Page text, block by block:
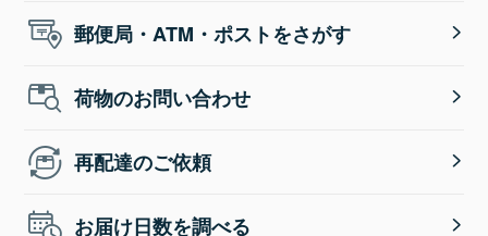
郵便局・ATM・ポストをさがす
荷物のお問い合わせ
再配達のご依頼
お届け日数を調べる